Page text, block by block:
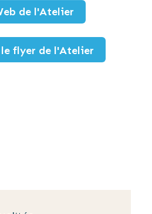
de l'Atelier
flyer de l'Atelier